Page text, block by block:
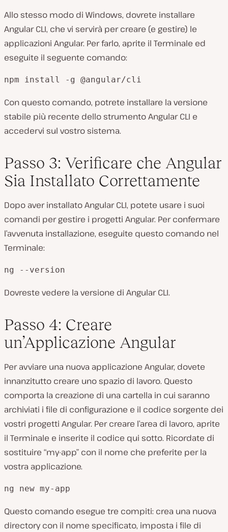
Allo stesso modo di Windows, dovrete installare
Angular CLI, che vi servirà per creare (e gestire) le
applicazioni Angular. Per farlo, aprite il Terminale ed
eseguite il seguente comando:
npm install -g @angular/cli
Con questo comando, potrete installare la versione
stabile più recente dello strumento Angular CLI e
accedervi sul vostro sistema.
Passo 3: Verificare che Angular
Sia Installato Correttamente
Dopo aver installato Angular CLI, potete usare i suoi
comandi per gestire i progetti Angular. Per confermare
l’avvenuta installazione, eseguite questo comando nel
Terminale:
ng --version
Dovreste vedere la versione di Angular CLI.
Passo 4: Creare
un’Applicazione Angular
Per avviare una nuova applicazione Angular, dovete
innanzitutto creare uno spazio di lavoro. Questo
comporta la creazione di una cartella in cui saranno
archiviati i file di configurazione e il codice sorgente dei
vostri progetti Angular. Per creare l’area di lavoro, aprite
il Terminale e inserite il codice qui sotto. Ricordate di
sostituire “my-app” con il nome che preferite per la
vostra applicazione.
ng new my-app
Questo comando esegue tre compiti: crea una nuova
directory con il nome specificato, imposta i file di